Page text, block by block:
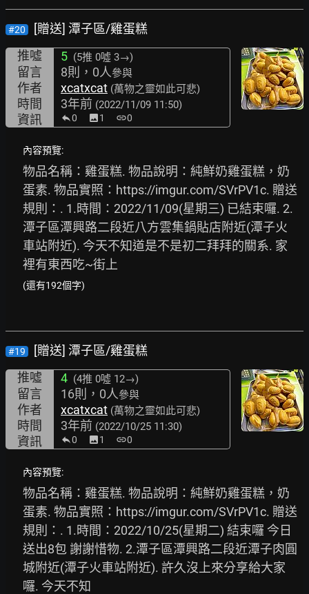
#20
[贈送] 潭子區/雞蛋糕
推噓
5 (5推 0噓 3→)
留言 8則，0人參與
作者 xcatxcat (萬物之靈如此可悲)
時間 3年前 (2022/11/09 11:50)
資訊 0 image1 link0
內容預覽:
物品名稱：雞蛋糕. 物品說明：純鮮奶雞蛋糕，奶
蛋素. 物品實照： https://imgur.com/SVrPV1c. 贈送
規則：. 1.時間：2022/11/09(星期三) 已結束囉. 2.
潭子區潭興路二段近八方雲集鍋貼店附近(潭子火
車站附近). 今天不知道是不是初二拜拜的關系. 家
裡有東西吃~街上
(還有192個字)
#19
[贈送] 潭子區/雞蛋糕
推噓
4 (4推 0噓 12→)
留言 16則，0人參與
作者 xcatxcat (萬物之靈如此可悲)
時間 3年前 (2022/10/25 11:30)
資訊 0 image1 link0
內容預覽:
物品名稱：雞蛋糕. 物品說明：純鮮奶雞蛋糕，奶
蛋素. 物品實照： https://imgur.com/SVrPV1c. 贈送
規則：. 1.時間：2022/10/25(星期二) 結束囉 今日
送出8包 謝謝惜物. 2.潭子區潭興路二段近潭子肉圓
城附近(潭子火車站附近). 許久沒上來分享給大家
囉. 今天不知